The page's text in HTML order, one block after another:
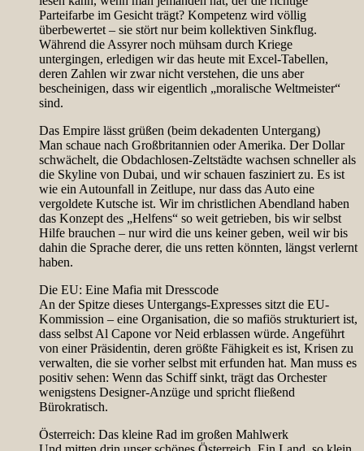
Parteifarbe im Gesicht trägt? Kompetenz wird völlig
überbewertet – sie stört nur beim kollektiven Sinkflug.
Während die Assyrer noch mühsam durch Kriege
untergingen, erledigen wir das heute mit Excel-Tabellen,
deren Zahlen wir zwar nicht verstehen, die uns aber
bescheinigen, dass wir eigentlich „moralische Weltmeister“
sind.
Das Empire lässt grüßen (beim dekadenten Untergang)
Man schaue nach Großbritannien oder Amerika. Der Dollar
schwächelt, die Obdachlosen-Zeltstädte wachsen schneller als
die Skyline von Dubai, und wir schauen fasziniert zu. Es ist
wie ein Autounfall in Zeitlupe, nur dass das Auto eine
vergoldete Kutsche ist. Wir im christlichen Abendland haben
das Konzept des „Helfens“ so weit getrieben, bis wir selbst
Hilfe brauchen – nur wird die uns keiner geben, weil wir bis
dahin die Sprache derer, die uns retten könnten, längst verlernt
haben.
Die EU: Eine Mafia mit Dresscode
An der Spitze dieses Untergangs-Expresses sitzt die EU-
Kommission – eine Organisation, die so mafiös strukturiert ist,
dass selbst Al Capone vor Neid erblassen würde. Angeführt
von einer Präsidentin, deren größte Fähigkeit es ist, Krisen zu
verwalten, die sie vorher selbst mit erfunden hat. Man muss es
positiv sehen: Wenn das Schiff sinkt, trägt das Orchester
wenigstens Designer-Anzüge und spricht fließend
Bürokratisch.
Österreich: Das kleine Rad im großen Mahlwerk